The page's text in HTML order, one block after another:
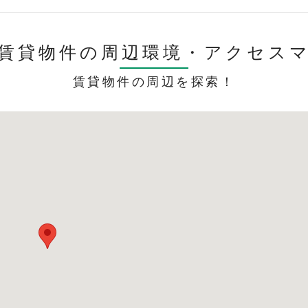
貸物件の周辺環境・ アクセス
賃貸物件の周辺を探索！